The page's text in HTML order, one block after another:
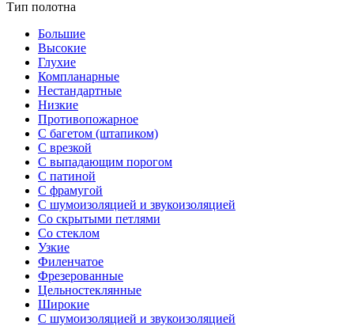
Тип полотна
Большие
Высокие
Глухие
Компланарные
Нестандартные
Низкие
Противопожарное
С багетом (штапиком)
С врезкой
С выпадающим порогом
С патиной
С фрамугой
С шумоизоляцией и звукоизоляцией
Со скрытыми петлями
Со стеклом
Узкие
Филенчатое
Фрезерованные
Цельностеклянные
Широкие
С шумоизоляцией и звукоизоляцией